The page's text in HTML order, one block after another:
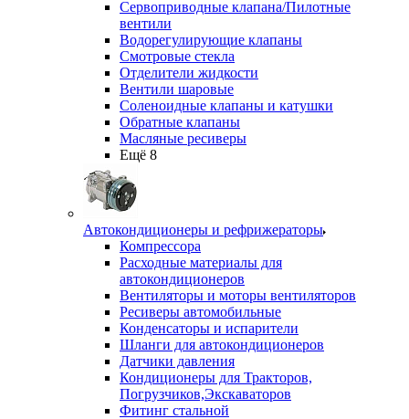
Сервоприводные клапана/Пилотные
вентили
Водорегулирующие клапаны
Смотровые стекла
Отделители жидкости
Вентили шаровые
Соленоидные клапаны и катушки
Обратные клапаны
Масляные ресиверы
Ещё 8
Автокондиционеры и рефрижераторы
Компрессора
Расходные материалы для
автокондиционеров
Вентиляторы и моторы вентиляторов
Ресиверы автомобильные
Конденсаторы и испарители
Шланги для автокондиционеров
Датчики давления
Кондиционеры для Тракторов,
Погрузчиков,Экскаваторов
Фитинг стальной